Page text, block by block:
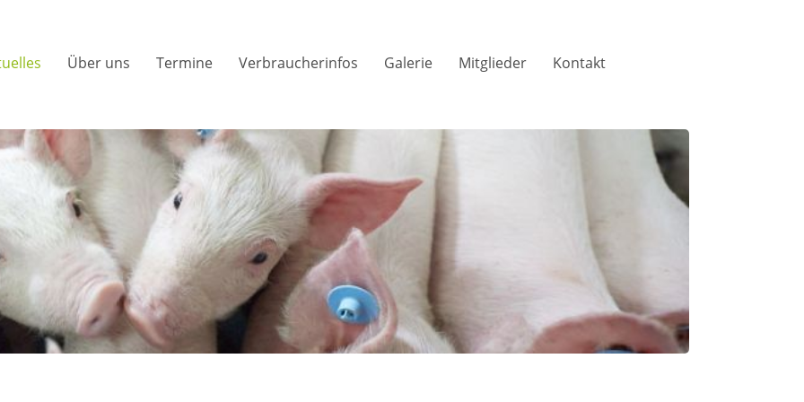
Über uns Termine Verbraucherinfos Galerie Mitglieder Kontakt